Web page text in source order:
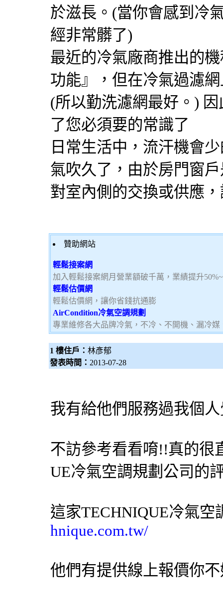
於滋長。(當你會感到冷
經非常髒了)
最近的冷氣廠商推出的
功能』，但在冷氣過濾
(所以勤洗濾網最好。)
了您必須要的常識了
日常生活中，流汗機會
氣吹久了，由於房門窗
對室內側的交換或供應
贊助網站
輕鬆接案網
加入輕鬆接案網月營業額破千萬，業績提升
輕鬆估價網
輕鬆估價網，讓你省錢抗通膨
AirCondition冷氣空調規劃
專業維修各大品牌冷氣，不冷、不開機、漏冷
1 樓住戶： 林彥郁
發表時間： 2013-07-28
我有給他們服務過我個
不訪參考看看唷!!真的很
UE冷氣空調規劃公司的
這家TECHNIQUE冷氣空
hnique.com.tw/
他們有提供線上報價你